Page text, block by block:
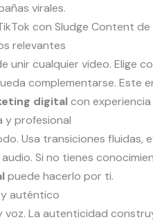
virales.
con Sludge Content
relevantes
unir cualquier video. Elige
complementarse. Este
digitalcon experiencia
y profesional
Usa transiciones fluidas,
Si no tienes
puede hacerlo por ti.
auténtico
La autenticidad